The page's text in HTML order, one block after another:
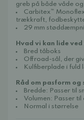
greb på både våde
Carbitex™
trækkraft,
29 mm
Hvad vi kan lide ved
Bred tåboks
Offroad-sål, der
Kulfiberplade i fuld
Råd om pasform og
Bredde: Passer til
Volumen: Passer til
Normal i størrelse